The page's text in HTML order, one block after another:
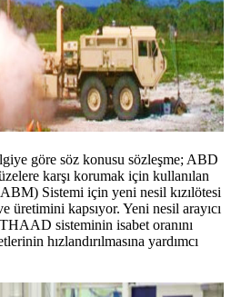
göre söz konusu sözleşme; ABD
karşı korumak için kullanılan
Sistemi için yeni nesil kızılötesi
üretimini kapsıyor. Yeni nesil arayıcı
THAAD sisteminin isabet oranını
hızlandırılmasına yardımcı